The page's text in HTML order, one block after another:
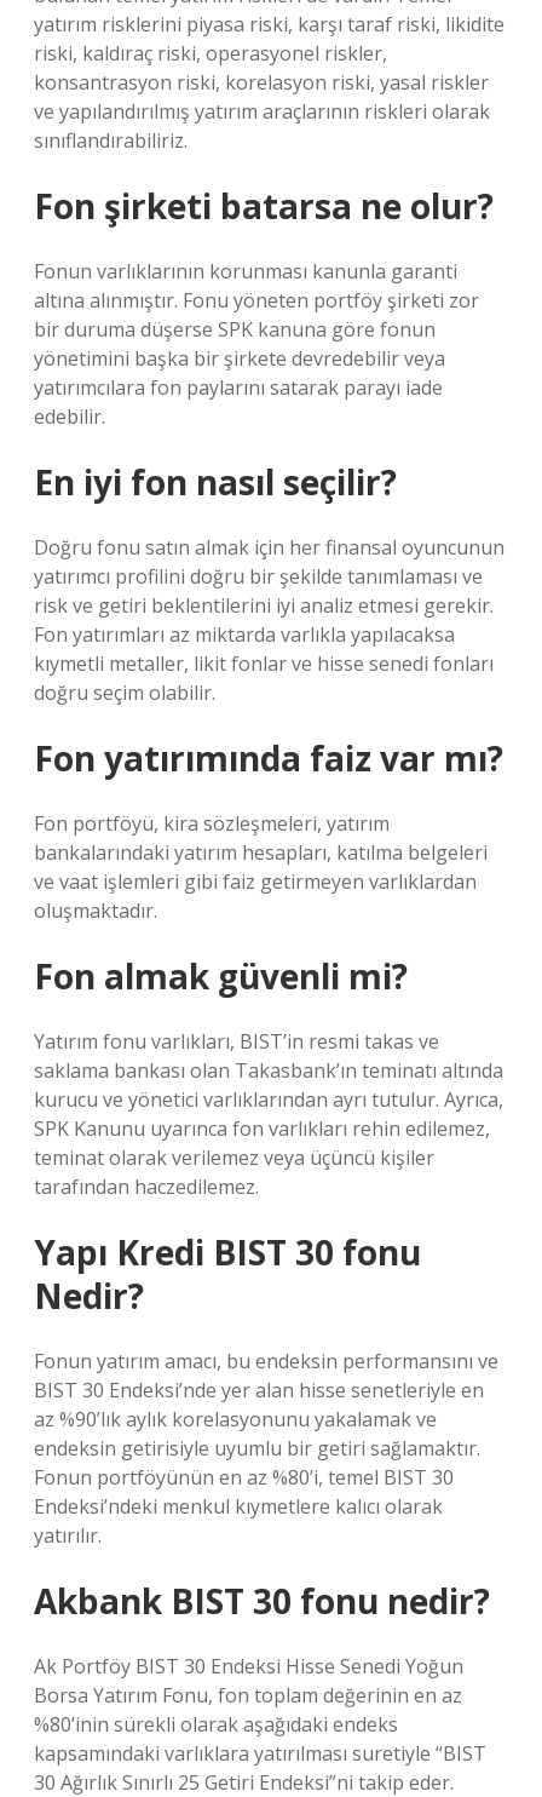
yatırım risklerini piyasa riski, karşı taraf riski, likidite
riski, kaldıraç riski, operasyonel riskler,
konsantrasyon riski, korelasyon riski, yasal riskler
ve yapılandırılmış yatırım araçlarının riskleri olarak
sınıflandırabiliriz.
Fon şirketi batarsa ne olur?
Fonun varlıklarının korunması kanunla garanti
altına alınmıştır. Fonu yöneten portföy şirketi zor
bir duruma düşerse SPK kanuna göre fonun
yönetimini başka bir şirkete devredebilir veya
yatırımcılara fon paylarını satarak parayı iade
edebilir.
En iyi fon nasıl seçilir?
Doğru fonu satın almak için her finansal oyuncunun
yatırımcı profilini doğru bir şekilde tanımlaması ve
risk ve getiri beklentilerini iyi analiz etmesi gerekir.
Fon yatırımları az miktarda varlıkla yapılacaksa
kıymetli metaller, likit fonlar ve hisse senedi fonları
doğru seçim olabilir.
Fon yatırımında faiz var mı?
Fon portföyü, kira sözleşmeleri, yatırım
bankalarındaki yatırım hesapları, katılma belgeleri
ve vaat işlemleri gibi faiz getirmeyen varlıklardan
oluşmaktadır.
Fon almak güvenli mi?
Yatırım fonu varlıkları, BIST’in resmi takas ve
saklama bankası olan Takasbank’ın teminatı altında
kurucu ve yönetici varlıklarından ayrı tutulur. Ayrıca,
SPK Kanunu uyarınca fon varlıkları rehin edilemez,
teminat olarak verilemez veya üçüncü kişiler
tarafından haczedilemez.
Yapı Kredi BIST 30 fonu
Nedir?
Fonun yatırım amacı, bu endeksin performansını ve
BIST 30 Endeksi’nde yer alan hisse senetleriyle en
az %90’lık aylık korelasyonunu yakalamak ve
endeksin getirisiyle uyumlu bir getiri sağlamaktır.
Fonun portföyünün en az %80’i, temel BIST 30
Endeksi’ndeki menkul kıymetlere kalıcı olarak
yatırılır.
Akbank BIST 30 fonu nedir?
Ak Portföy BIST 30 Endeksi Hisse Senedi Yoğun
Borsa Yatırım Fonu, fon toplam değerinin en az
%80’inin sürekli olarak aşağıdaki endeks
kapsamındaki varlıklara yatırılması suretiyle “BIST
30 Ağırlık Sınırlı 25 Getiri Endeksi”ni takip eder.